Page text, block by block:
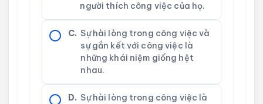
người thích công việc của họ.
C. Sự hài lòng trong công việc và
sự gắn kết với công việc là
những khái niệm giống hệt
nhau.
D. Sự hài lòng trong công việc là